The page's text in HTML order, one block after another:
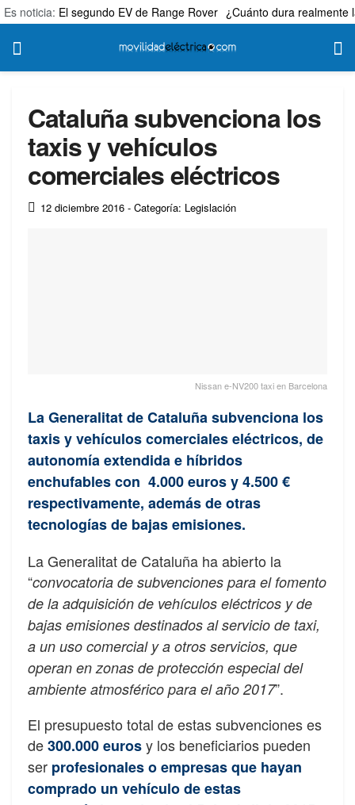
Es noticia: El segundo EV de Range Rover ¿Cuánto dura realmente
Cataluña subvenciona los
taxis y vehículos
comerciales eléctricos
12 diciembre 2016 - Categoría: Legislación
Nissan e-NV200 taxi en Barcelona
La Generalitat de Cataluña subvenciona los
taxis y vehículos comerciales eléctricos, de
autonomía extendida e híbridos
enchufables con 4.000 euros y 4.500 €
respectivamente, además de otras
tecnologías de bajas emisiones.
La Generalitat de Cataluña ha abierto la
“convocatoria de subvenciones para el fomento
de la adquisición de vehículos eléctricos y de
bajas emisiones destinados al servicio de taxi,
a un uso comercial y a otros servicios, que
operan en zonas de protección especial del
ambiente atmosférico para el año 2017”.
El presupuesto total de estas subvenciones es
de300.000 eurosy los beneficiarios pueden
ser profesionales o empresas que hayan
comprado un vehículo de estas